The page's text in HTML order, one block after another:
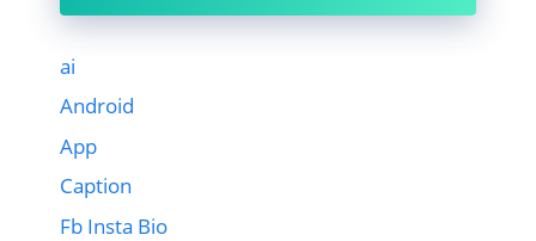
ai
Android
App
Caption
Fb Insta Bio